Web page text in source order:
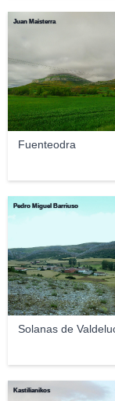
Fuenteodra
Juan Maisterra
Solanas de
Pedro Miguel Barriuso
Kastilianikos